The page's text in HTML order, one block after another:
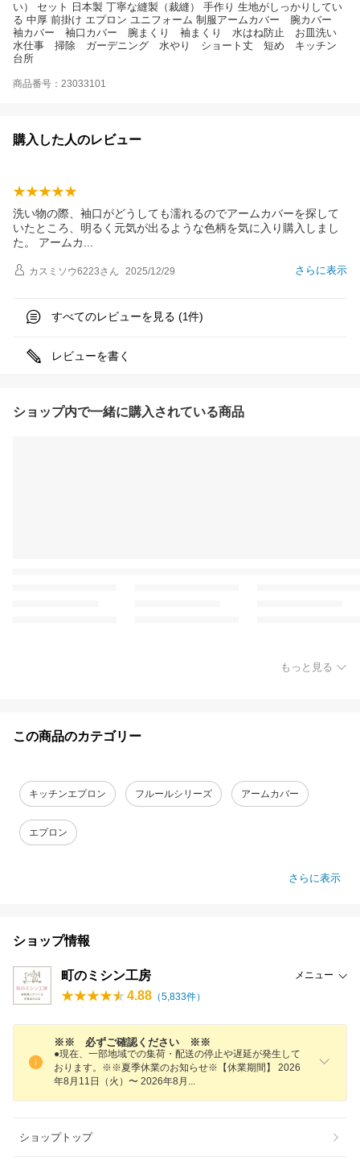
い） セット 日本製 丁寧な縫製（裁縫） 手作り 生地がしっかりしてい
る 中厚 前掛け エプロン ユニフォーム 制服アームカバー 腕カバー
袖カバー 袖口カバー 腕まくり 袖まくり 水はね防止 お皿洗い
水仕事 掃除 ガーデニング 水やり ショート丈 短め キッチン
台所
商品番号：23033101
購入した人のレビュー
洗い物の際、袖口がどうしても濡れるのでアームカバーを探して
いたところ、明るく元気が出るような色柄を気に入り購入しまし
た。 アームカ
さらに表示
カスミソウ6223さん 2025/12/29
すべてのレビューを見る (1件)
レビューを書く
ショップ内で一緒に購入されている商品
もっと見る
この商品のカテゴリー
キッチンエプロン フルールシリーズ アームカバー
エプロン
さらに表示
ショップ情報
町のミシン工房 メニュー
4.88 （5,833件）
※※ 必ずご確認ください ※※
●現在、一部地域での集荷・配送の停止や遅延が発生して
おります。※※夏季休業のお知らせ※【休業期間】 2026
年8月11日（火）〜 2026年8月
ショップトップ